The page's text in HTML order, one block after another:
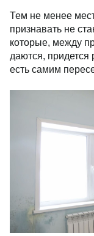
Тем не менее
признавать не
которые, между
даются,
есть самим